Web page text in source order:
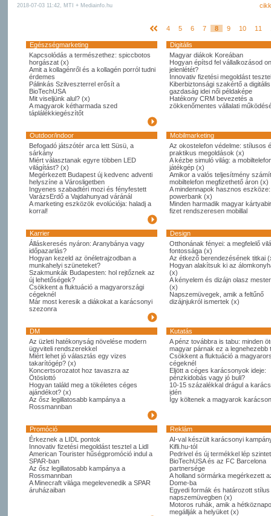
2018-07-03 11:42, MTI + Mediainfo.hu
4 5 6 7 8 9 10 11
Egészségmarketing
Digitális
Kapcsolódás a természethez: spiccbotos
horgászat (x)
Amit a kollagénről és a kollagén porról tudni
érdemes
Pálinkás Szilveszterrel erősít a
BioTechUSA
Mit viseljünk alul? (x)
A magyarok kétharmada szed
táplálékkiegészítőt
Magyar diákok Koreában
Hogyan építsd fel vállalkozásod
jelenlétét?
Innovativ fizetési megoldást
Kiberbiztonsági szakértő a digitális
gazdaság idei női példaképe
Hatékony CRM bevezetés a
zökkenőmentes vállalati
Outdoor/indoor
Mobilmarketing
Befogadó játszótér arca lett Süsü, a
sárkány
Miért választanak egyre többen LED
világítást? (x)
Megérkezett Budapest új kedvenc adventi
helyszíne a Városligetben
Ingyenes szabadtéri mozi és fényfestett
VarázsErdő a Vajdahunyad váránál
A marketing eszközök evolúciója: haladj a
korral!
Az okostelefon védelme: stílusos
praktikus megoldások (x)
A kézbe simuló világ: a
játékgép (x)
Amikor a valós teljesítmény
mobiltelefon megfizethető áron (x)
A mindennapok hasznos
powerbank (x)
Minden harmadik magyar
fizet rendszeresen mobillal
Karrier
Design
Álláskeresés nyáron: Aranybánya vagy
időpazarlás?
Hogyan kezeld az önéletrajzodban a
munkahelyi szüneteket?
Szakmunkák Budapesten: hol rejtőznek az
új lehetőségek?
Csökkent a fluktuáció a magyarországi
cégeknél
Már most keresik a diákokat a karácsonyi
szezonra
Otthonának fényei: a megfelelő
fontossága (x)
Az étkező berendezésének titkai
Hogyan alakítsuk ki az
(x)
A kényelem és dizájn olasz
(x)
Napszemüvegek, amik a feltűnő
dizájnjukról ismertek (x)
DM
Kutatás
Az üzleti hatékonyság növelése modern
ügyviteli rendszerekkel
Miért lehet jó választás egy vizes
takarítógép? (x)
Koncertsorozatot hoz tavaszra az
Ötöslottó
Hogyan találd meg a tökéletes céges
ajándékot? (x)
Az ősz legillatosabb kampánya a
Rossmannban
A pénz továbbra is tabu: minden
magyar párnak ez a legnehezebb
Csökkent a fluktuáció a
cégeknél
Eljött a céges karácsonyok ideje:
pénzkidobás vagy jó buli?
10-15 százalékkal drágul a
idén
Így költenek a magyarok
Promóció
Reklám
Érkeznek a LIDL pontok
Innovativ fizetési megoldást tesztel a Lidl
American Tourister hűségpromóció indul a
SPAR-ban
Az ősz legillatosabb kampánya a
Rossmannban
A Minecraft világa megelevenedik a SPAR
áruházaiban
AI-val készült karácsonyi
Kifli.hu-tól
Pedrivel és új termékkel lép
BioTechUSA és az FC Barcelona
partnersége
A holland sörmárka megérkezett
Dome-ba
Egyedi formák és határozott
napszemüvegben (x)
Motoros ruhák, amik a
megállják a helyüket (x)